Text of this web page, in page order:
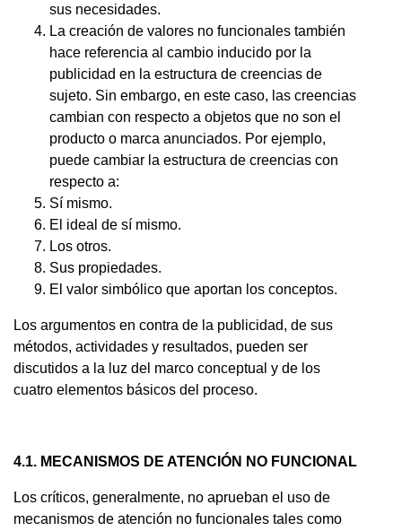
sus necesidades.
La creación de valores no funcionales también
hace referencia al cambio inducido por la
publicidad en la estructura de creencias de
sujeto. Sin embargo, en este caso, las creencias
cambian con respecto a objetos que no son el
producto o marca anunciados. Por ejemplo,
puede cambiar la estructura de creencias con
respecto a:
Sí mismo.
El ideal de sí mismo.
Los otros.
Sus propiedades.
El valor simbólico que aportan los conceptos.
Los argumentos en contra de la publicidad, de sus
métodos, actividades y resultados, pueden ser
discutidos a la luz del marco conceptual y de los
cuatro elementos básicos del proceso.
4.1. MECANISMOS DE ATENCIÓN NO FUNCIONAL
Los críticos, generalmente, no aprueban el uso de
mecanismos de atención no funcionales tales como